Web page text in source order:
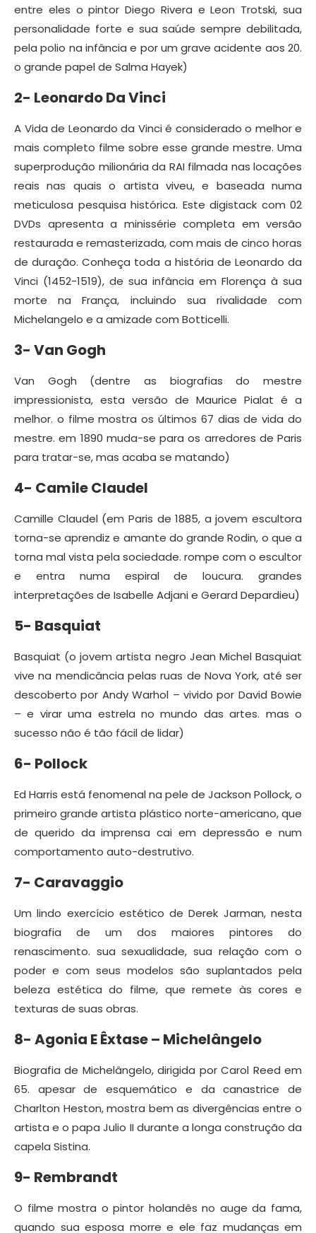
entre eles o pintor Diego Rivera e Leon Trotski, sua
personalidade forte e sua saúde sempre debilitada,
pela polio na infância e por um grave acidente aos 20.
o grande papel de Salma Hayek)
2- Leonardo Da Vinci
A Vida de Leonardo da Vinci é considerado o melhor e
mais completo filme sobre esse grande mestre. Uma
superprodução milionária da RAI filmada nas locações
reais nas quais o artista viveu, e baseada numa
meticulosa pesquisa histórica. Este digistack com 02
DVDs apresenta a minissérie completa em versão
restaurada e remasterizada, com mais de cinco horas
de duração. Conheça toda a história de Leonardo da
Vinci (1452-1519), de sua infância em Florença à sua
morte na França, incluindo sua rivalidade com
Michelangelo e a amizade com Botticelli.
3- Van Gogh
Van Gogh (dentre as biografias do mestre
impressionista, esta versão de Maurice Pialat é a
melhor. o filme mostra os últimos 67 dias de vida do
mestre. em 1890 muda-se para os arredores de Paris
para tratar-se, mas acaba se matando)
4- Camile Claudel
Camille Claudel (em Paris de 1885, a jovem escultora
torna-se aprendiz e amante do grande Rodin, o que a
torna mal vista pela sociedade. rompe com o escultor
e entra numa espiral de loucura. grandes
interpretações de Isabelle Adjani e Gerard Depardieu)
5- Basquiat
Basquiat (o jovem artista negro Jean Michel Basquiat
vive na mendicância pelas ruas de Nova York, até ser
descoberto por Andy Warhol – vivido por David Bowie
– e virar uma estrela no mundo das artes. mas o
sucesso não é tão fácil de lidar)
6- Pollock
Ed Harris está fenomenal na pele de Jackson Pollock, o
primeiro grande artista plástico norte-americano, que
de querido da imprensa cai em depressão e num
comportamento auto-destrutivo.
7- Caravaggio
Um lindo exercício estético de Derek Jarman, nesta
biografia de um dos maiores pintores do
renascimento. sua sexualidade, sua relação com o
poder e com seus modelos são suplantados pela
beleza estética do filme, que remete às cores e
texturas de suas obras.
8- Agonia E Êxtase – Michelângelo
Biografia de Michelângelo, dirigida por Carol Reed em
65. apesar de esquemático e da canastrice de
Charlton Heston, mostra bem as divergências entre o
artista e o papa Julio II durante a longa construção da
capela Sistina.
9- Rembrandt
O filme mostra o pintor holandês no auge da fama,
quando sua esposa morre e ele faz mudanças em